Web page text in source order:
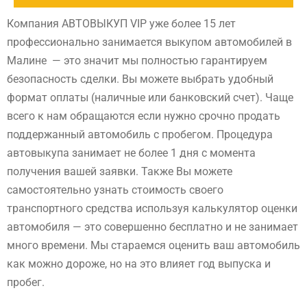
Компания АВТОВЫКУП VIP уже более 15 лет
профессионально занимается выкупом автомобилей в
Малине — это значит мы полностью гарантируем
безопасность сделки. Вы можете выбрать удобный
формат оплаты (наличные или банковский счет). Чаще
всего к нам обращаются если нужно срочно продать
поддержанный автомобиль с пробегом. Процедура
автовыкупа занимает не более 1 дня с момента
получения вашей заявки. Также Вы можете
самостоятельно узнать стоимость своего
транспортного средства используя калькулятор оценки
автомобиля — это совершенно бесплатно и не занимает
много времени. Мы стараемся оценить ваш автомобиль
как можно дороже, но на это влияет год выпуска и
пробег.